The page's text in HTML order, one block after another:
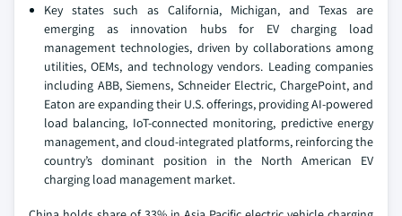
Key states such as California, Michigan, and Texas are
emerging as innovation hubs for EV charging load
management technologies, driven by collaborations among
utilities, OEMs, and technology vendors. Leading companies
including ABB, Siemens, Schneider Electric, ChargePoint, and
Eaton are expanding their U.S. offerings, providing AI-powered
load balancing, IoT-connected monitoring, predictive energy
management, and cloud-integrated platforms, reinforcing the
country’s dominant position in the North American EV
charging load management market.